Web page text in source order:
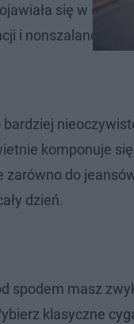
się w ich
i nonszalancji
komponuje
zarówno do
dzień.
spodem masz
klasyczne